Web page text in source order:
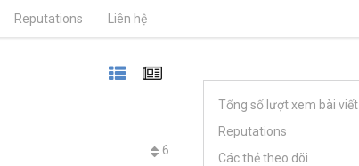
Reputations Liên hệ
6
Tổng số lượt xem bài viết
Reputations
Các thẻ theo dõi